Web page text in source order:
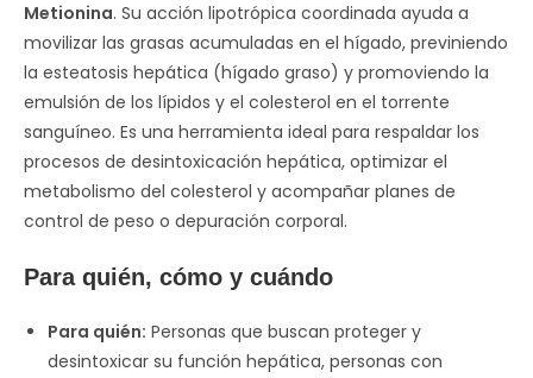
Metionina. Su acción lipotrópica coordinada ayuda a
movilizar las grasas acumuladas en el hígado, previniendo
la esteatosis hepática (hígado graso) y promoviendo la
emulsión de los lípidos y el colesterol en el torrente
sanguíneo. Es una herramienta ideal para respaldar los
procesos de desintoxicación hepática, optimizar el
metabolismo del colesterol y acompañar planes de
control de peso o depuración corporal.
Para quién, cómo y cuándo
Para quién: Personas que buscan proteger y
desintoxicar su función hepática, personas con